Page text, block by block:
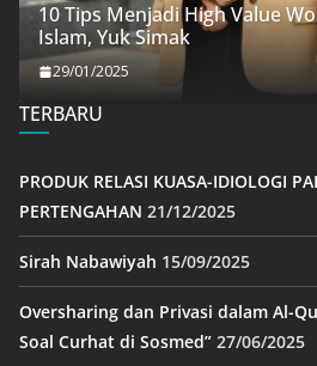
10 Tips Menjadi High Value
Islam, Yuk Simak
29/01/2025
TERBARU
PRODUK RELASI KUASA-IDIOLOGI
PERTENGAHAN 21/12/2025
Sirah Nabawiyah 15/09/2025
Oversharing dan Privasi dalam Al-
Soal Curhat di Sosmed” 27/06/2025